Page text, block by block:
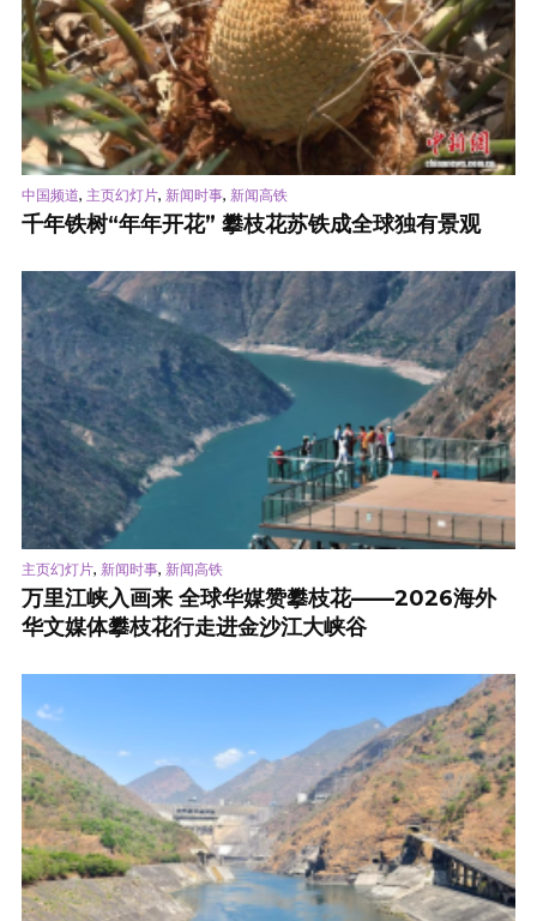
中国频道, 主页幻灯片, 新闻时事, 新闻高铁
千年铁树“年年开花” 攀枝花苏铁成全球独有景观
主页幻灯片, 新闻时事, 新闻高铁
万里江峡入画来 全球华媒赞攀枝花——2026海外
华文媒体攀枝花行走进金沙江大峡谷